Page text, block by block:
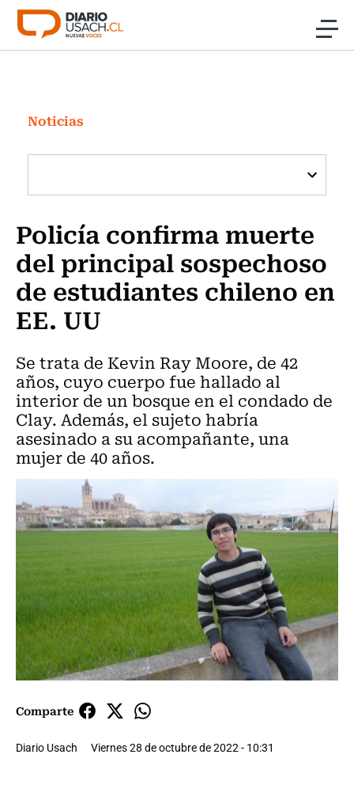
Click acá para ir directamente al contenido
Investigación
Cultura
Programas Radio y TV Usach
Noticias
Policía confirma muerte
del principal sospechoso
de estudiantes chileno en
EE. UU
Se trata de Kevin Ray Moore, de 42
años, cuyo cuerpo fue hallado al
interior de un bosque en el condado de
Clay. Además, el sujeto habría
asesinado a su acompañante, una
mujer de 40 años.
Comparte
Diario Usach Viernes 28 de octubre de 2022 - 10:31